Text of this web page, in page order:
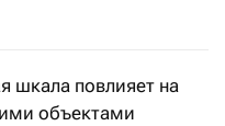
шкала повлияет на
объектами